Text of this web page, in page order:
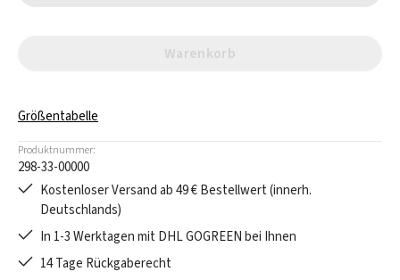
Warenkorb
Größentabelle
Produktnummer:
298-33-00000
Kostenloser Versand ab 49 € Bestellwert (innerh.
Deutschlands)
In 1-3 Werktagen mit DHL GOGREEN bei Ihnen
14 Tage Rückgaberecht